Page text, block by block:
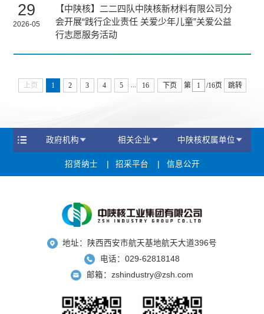
29
2026-05
【中陕核】二二四队中陕核新材料有限公司分
会开展“践行企业责任 关爱少年儿童”关爱公益
行志愿服务活动
上页 1 2 3 4 5 ... 16 下页 第 /16页 跳转
政府机构 相关企业 中陕核权属单位
招贤纳士 招采平台 信息公开
地址：陕西西安市航天基地航天大道396号
电话：029-62818148
邮箱：zshindustry@zsh.com